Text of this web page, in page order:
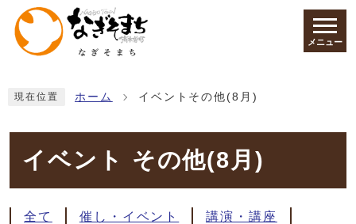
ページの先頭です
メニュー
現在位置 ホーム イベントその他(8月)
イベント その他(8月)
全て 催し・イベント
講演・講座